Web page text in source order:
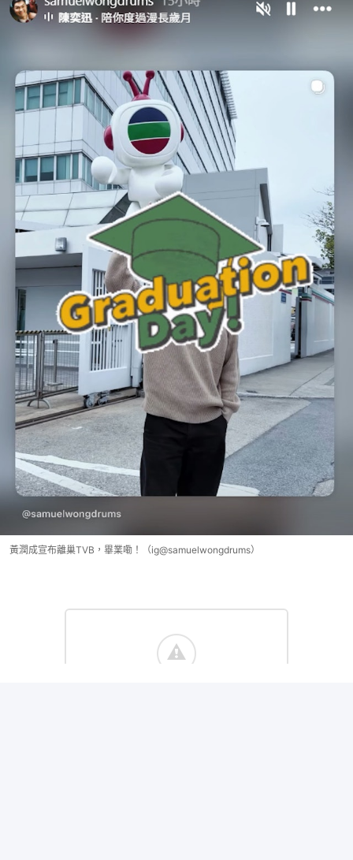
黃潤成宣布離巢TVB，畢業嘞！（ig@samuelwongdrums）